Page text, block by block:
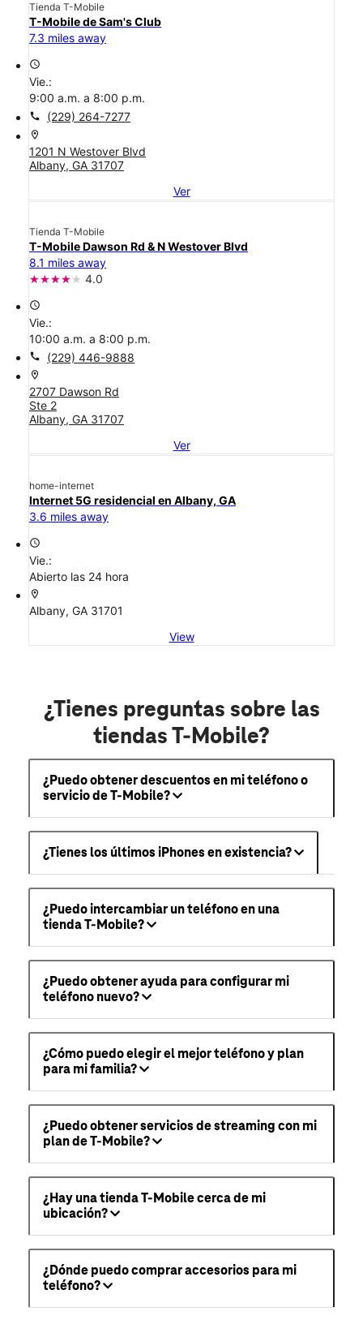
Tienda T-Mobile
T-Mobile de Sam's Club
7.3 miles away
access_time
Vie.:
9:00 a.m. a 8:00 p.m.
call (229) 264-7277
location_on
1201 N Westover Blvd
Albany, GA 31707
Ver
Tienda T-Mobile
T-Mobile Dawson Rd & N Westover Blvd
8.1 miles away
4.0
access_time
Vie.:
10:00 a.m. a 8:00 p.m.
call (229) 446-9888
location_on
2707 Dawson Rd
Ste 2
Albany, GA 31707
Ver
home-internet
Internet 5G residencial en Albany, GA
3.6 miles away
access_time
Vie.:
Abierto las 24 hora
location_on
Albany, GA 31701
View
¿Tienes preguntas sobre las
tiendas T-Mobile?
¿Puedo obtener descuentos en mi teléfono o
servicio de T-Mobile?
¿Tienes los últimos iPhones en existencia?
¿Puedo intercambiar un teléfono en una
tienda T-Mobile?
¿Puedo obtener ayuda para configurar mi
teléfono nuevo?
¿Cómo puedo elegir el mejor teléfono y plan
para mi familia?
¿Puedo obtener servicios de streaming con mi
plan de T-Mobile?
¿Hay una tienda T-Mobile cerca de mi
ubicación?
¿Dónde puedo comprar accesorios para mi
teléfono?